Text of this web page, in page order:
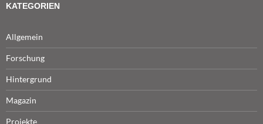
KATEGORIEN
Allgemein
Forschung
Hintergrund
Magazin
Projekte